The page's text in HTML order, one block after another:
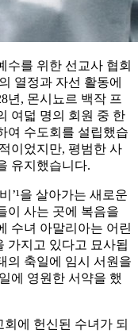
수를 위한 선교사 협회
열정과 자선 활동에
년, 몬시뇨르 백작 프
여덟 명의 회원 중 한
여 수도회를 설립했습
이었지만, 평범한 사
유지했습니다.
’¹을 살아가는 새로운
이 사는 곳에 복음을
수녀 아말리아는 어린
가지고 있다고 묘사됩
의 축일에 임시 서원을
에 영원한 서약을 했
에 헌신된 수녀가 되